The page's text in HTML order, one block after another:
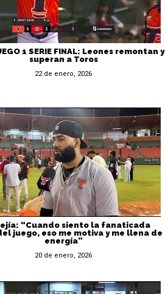
1 SERIE FINAL: Leones remontan y
superan a Toros
22 de enero, 2026
“Cuando siento la fanaticada
juego, eso me motiva y me llena de
energía”
20 de enero, 2026